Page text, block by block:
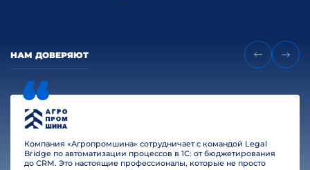
НАМ ДОВЕРЯЮТ
Компания «Агропромшина» сотрудничает с командой Legal
Bridge по автоматизации процессов в 1С: от бюджетирования
до CRM. Это настоящие профессионалы, которые не просто